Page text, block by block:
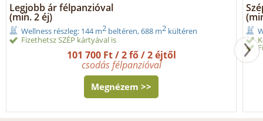
Legjobb ár félpanzióval
(min. 2 éj)
Wellness részleg: 144 m2 beltéren, 688 m2 kültéren
Fizethetsz SZÉP kártyával is
101 700 Ft / 2 fő / 2 éjtől
csodás félpanzióval
Megnézem >>